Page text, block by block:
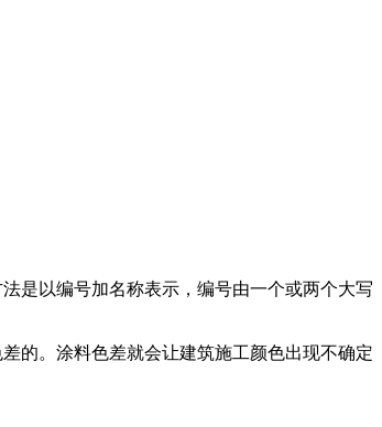
是以编号加名称表示，编号由一个或两个大写
的。涂料色差就会让建筑施工颜色出现不确定